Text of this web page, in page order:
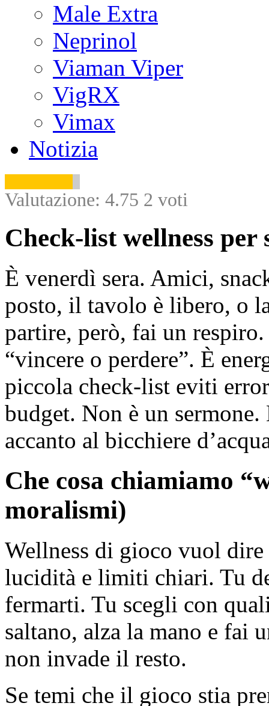
Male Extra
Neprinol
Viaman Viper
VigRX
Vimax
Notizia
Valutazione: 4.75 2 voti
Check-list wellness per
È venerdì sera. Amici,
posto, il tavolo è libero, o
partire, però, fai un
“vincere o perdere”. È
piccola check-list eviti
budget. Non è un
accanto al bicchiere
Che cosa chiamiamo
moralismi)
Wellness di gioco vuol
lucidità e limiti chiari. Tu
fermarti. Tu scegli con
saltano, alza la mano e fai
non invade il resto.
Se temi che il gioco stia